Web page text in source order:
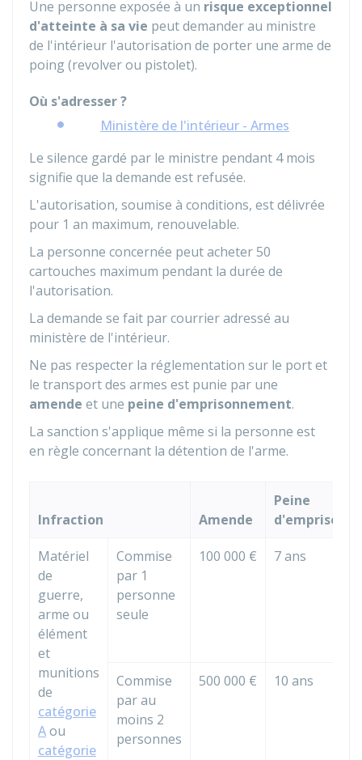
Une personne exposée à un risque exceptionnel
d'atteinte à sa vie peut demander au ministre
de l'intérieur l'autorisation de porter une arme de
poing (revolver ou pistolet).
Où s'adresser ?
Ministère de l'intérieur - Armes
Le silence gardé par le ministre pendant 4 mois
signifie que la demande est refusée.
L'autorisation, soumise à conditions, est délivrée
pour 1 an maximum, renouvelable.
La personne concernée peut acheter 50
cartouches maximum pendant la durée de
l'autorisation.
La demande se fait par courrier adressé au
ministère de l'intérieur.
Ne pas respecter la réglementation sur le port et
le transport des armes est punie par une
amende et une peine d'emprisonnement.
La sanction s'applique même si la personne est
en règle concernant la détention de l'arme.
Infraction Amende
Peine
Matériel
de
guerre,
arme ou
élément
et
munitions
de
catégorie
Aou
catégorie
Commise
par 1
personne
seule
100 000 € 7 ans
Commise
par au
moins 2
personnes
500 000 € 10 ans